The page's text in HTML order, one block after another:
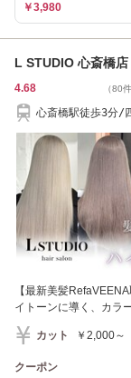
￥3,980
L STUDIO 心斎橋店
4.68 （80件
心斎橋駅徒歩3分/
【最新美髪
イトーンに導く、カラ
カット ￥2,000～
クーポン